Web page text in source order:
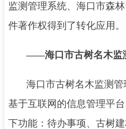
监测管理系统、海口市森
件著作权得到了转化应用。
——海口市古树名木监
海口市古树名木监测
基于互联网的信息管理平
下功能：待办事项、古树